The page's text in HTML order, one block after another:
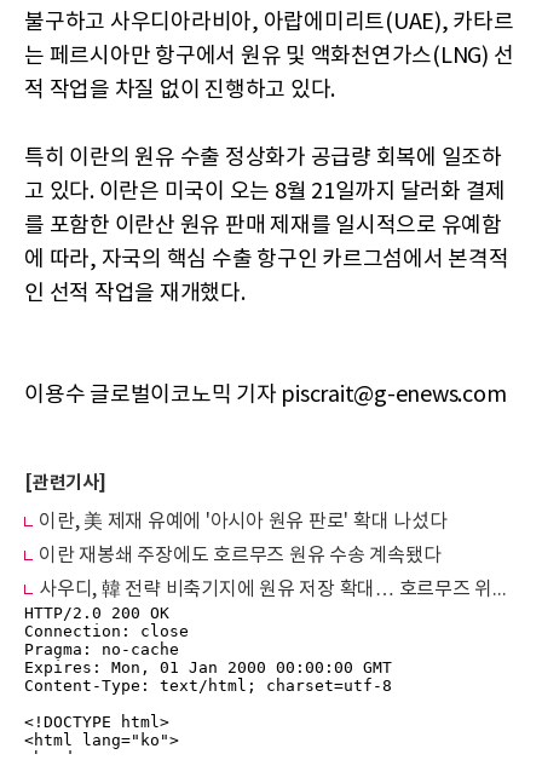
불구하고 사우디아라비아, 아랍에미리트(UAE), 카타르
는 페르시아만 항구에서 원유 및 액화천연가스(LNG) 선
적 작업을 차질 없이 진행하고 있다.
특히 이란의 원유 수출 정상화가 공급량 회복에 일조하
고 있다. 이란은 미국이 오는 8월 21일까지 달러화 결제
를 포함한 이란산 원유 판매 제재를 일시적으로 유예함
에 따라, 자국의 핵심 수출 항구인 카르그섬에서 본격적
인 선적 작업을 재개했다.
이용수 글로벌이코노믹 기자 piscrait@g-enews.com
[관련기사]
이란, 美 제재 유예에 '아시아 원유 판로' 확대 나섰다
이란 재봉쇄 주장에도 호르무즈 원유 수송 계속됐다
사우디, 韓 전략 비축기지에 원유 저장 확대… 호르무즈 위기 속 ‘에너지 동맹’ 굳힌다